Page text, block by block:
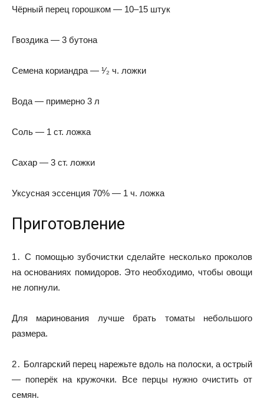
Чёрный перец горошком — 10–15 штук
Гвоздика — 3 бутона
Семена кориандра — ¹⁄₂ ч. ложки
Вода — примерно 3 л
Соль — 1 ст. ложка
Сахар — 3 ст. ложки
Уксусная эссенция 70% — 1 ч. ложка
Приготовление
1․ С помощью зубочистки сделайте несколько проколов
на основаниях помидоров. Это необходимо, чтобы овощи
не лопнули.
Для маринования лучше брать томаты небольшого
размера.
2․ Болгарский перец нарежьте вдоль на полоски, а острый
— поперёк на кружочки. Все перцы нужно очистить от
семян.